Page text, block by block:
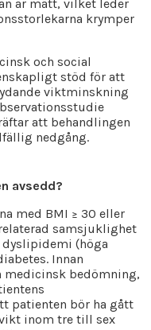
är mätt, vilket leder
krymper
och social
stöd för att
viktminskning
att behandlingen
nedgång.
avsedd?
med BMI ≥ 30 eller
samsjuklighet
(höga
Innan
medicinsk bedömning,
patienten bör ha gått
inom tre till sex